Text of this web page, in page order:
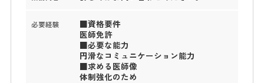
必要経験
■資格要件
医師免許
■必要な能力
円滑なコミュニケーション能力
■求める医師像
体制強化のため